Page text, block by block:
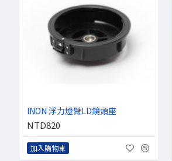
INON 浮力燈臂LD鏡頭座
NTD820
加入購物車